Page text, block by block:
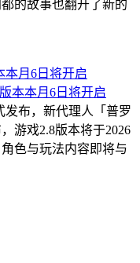
的故事也翻开了新的
本本月6日将开启
发布，新代理人「普罗
游戏2.8版本将于2026
色与玩法内容即将与